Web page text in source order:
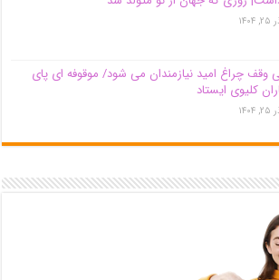
وقف چراغ امید نیازمندان می شود/ موقوفه ای پای
کلیوی ایستاد